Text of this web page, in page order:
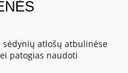
atlošų atbulinėse
patogias naudoti